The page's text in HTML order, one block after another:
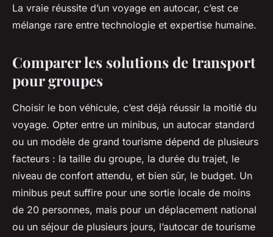
La vraie réussite d’un voyage en autocar, c’est ce
mélange rare entre technologie et expertise humaine.
Comparer les solutions de transport
pour groupes
Choisir le bon véhicule, c’est déjà réussir la moitié du
voyage. Opter entre un minibus, un autocar standard
ou un modèle de grand tourisme dépend de plusieurs
facteurs : la taille du groupe, la durée du trajet, le
niveau de confort attendu, et bien sûr, le budget. Un
minibus peut suffire pour une sortie locale de moins
de 20 personnes, mais pour un déplacement national
ou un séjour de plusieurs jours, l’autocar de tourisme